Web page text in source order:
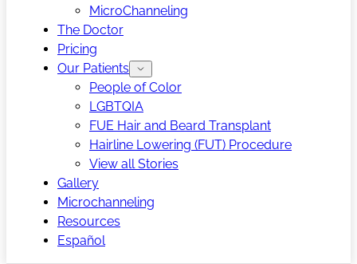
MicroChanneling
The Doctor
Pricing
Our Patients
People of Color
LGBTQIA
FUE Hair and Beard Transplant
Hairline Lowering (FUT) Procedure
View all Stories
Gallery
Microchanneling
Resources
Español